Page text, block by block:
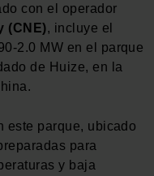
con el operador
(CNE), incluye el
2.0 MW en el parque
de Huize, en la
este parque, ubicado
para
y baja